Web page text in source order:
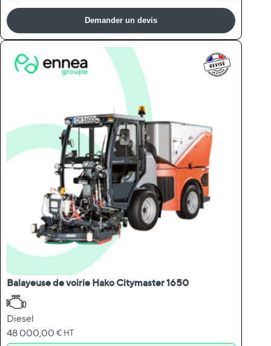
Demander un devis
Balayeuse de voirie Hako Citymaster 1650
Diesel
48 000,00 € HT